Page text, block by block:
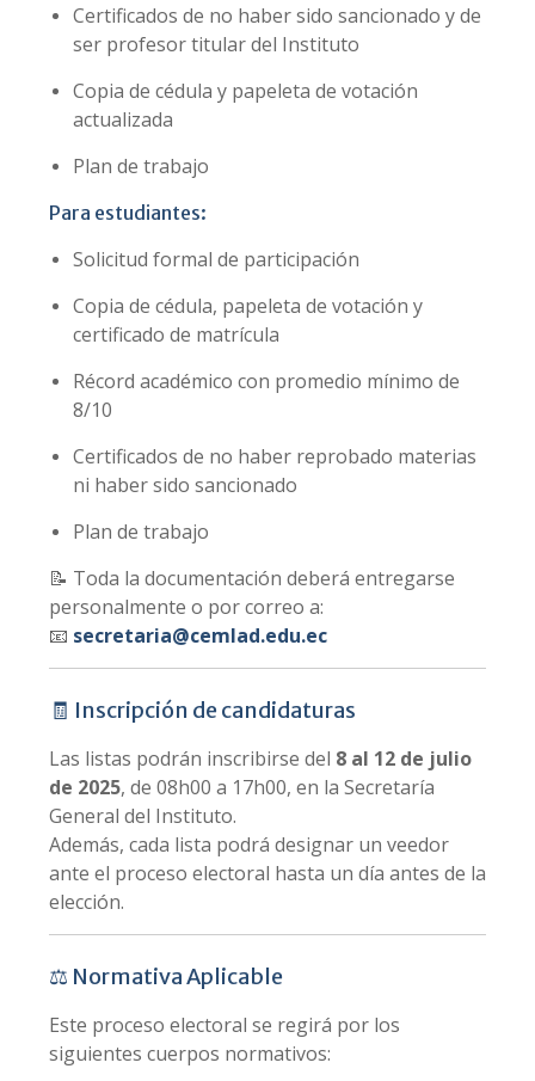
Certificados de no haber sido sancionado y de
ser profesor titular del Instituto
Copia de cédula y papeleta de votación
actualizada
Plan de trabajo
Para estudiantes:
Solicitud formal de participación
Copia de cédula, papeleta de votación y
certificado de matrícula
Récord académico con promedio mínimo de
8/10
Certificados de no haber reprobado materias
ni haber sido sancionado
Plan de trabajo
📝 Toda la documentación deberá entregarse
personalmente o por correo a:
📧 secretaria@cemlad.edu.ec
🧾 Inscripción de candidaturas
Las listas podrán inscribirse del 8 al 12 de julio
de 2025, de 08h00 a 17h00, en la Secretaría
General del Instituto.
Además, cada lista podrá designar un veedor
ante el proceso electoral hasta un día antes de la
elección.
⚖️ Normativa Aplicable
Este proceso electoral se regirá por los
siguientes cuerpos normativos: